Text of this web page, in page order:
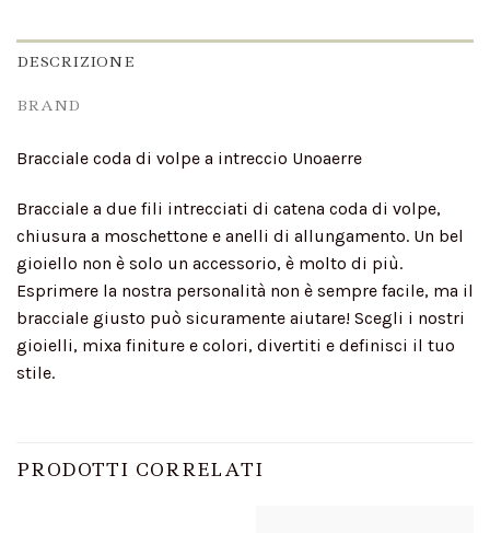
DESCRIZIONE
BRAND
Bracciale coda di volpe a intreccio Unoaerre
Bracciale a due fili intrecciati di catena coda di volpe,
chiusura a moschettone e anelli di allungamento. Un bel
gioiello non è solo un accessorio, è molto di più.
Esprimere la nostra personalità non è sempre facile, ma il
bracciale giusto può sicuramente aiutare! Scegli i nostri
gioielli, mixa finiture e colori, divertiti e definisci il tuo
stile.
PRODOTTI CORRELATI